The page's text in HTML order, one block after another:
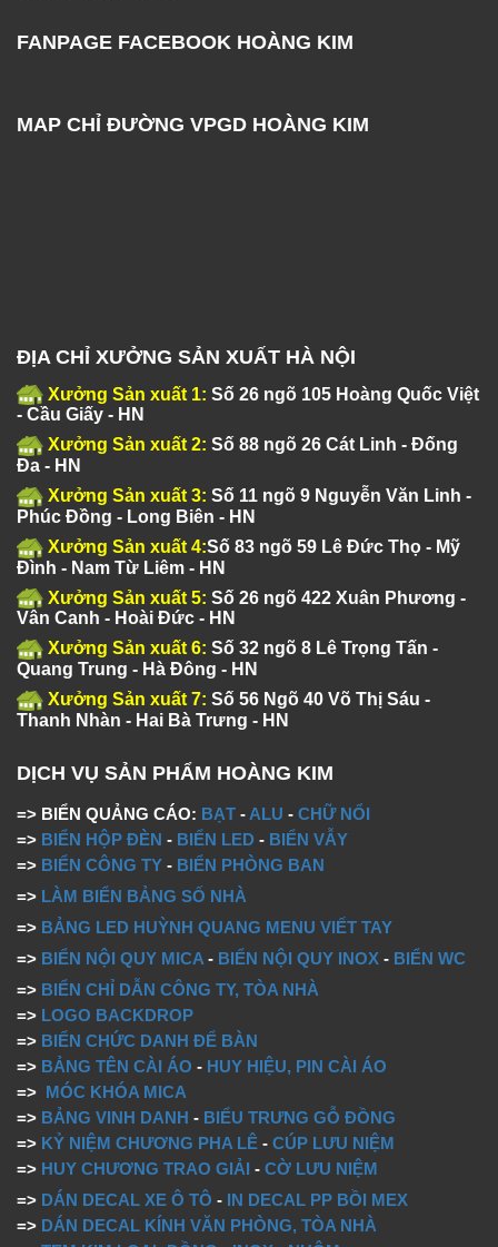
FANPAGE FACEBOOK HOÀNG KIM
MAP CHỈ ĐƯỜNG VPGD HOÀNG KIM
ĐỊA CHỈ XƯỞNG SẢN XUẤT HÀ NỘI
Xưởng Sản xuất 1: Số 26 ngõ 105 Hoàng Quốc Việt
- Cầu Giấy - HN
Xưởng Sản xuất 2: Số 88 ngõ 26 Cát Linh - Đống
Đa - HN
Xưởng Sản xuất 3: Số 11 ngõ 9 Nguyễn Văn Linh -
Phúc Đồng - Long Biên - HN
Xưởng Sản xuất 4:Số 83 ngõ 59 Lê Đức Thọ - Mỹ
Đình - Nam Từ Liêm - HN
Xưởng Sản xuất 5: Số 26 ngõ 422 Xuân Phương -
Vân Canh - Hoài Đức - HN
Xưởng Sản xuất 6: Số 32 ngõ 8 Lê Trọng Tấn -
Quang Trung - Hà Đông - HN
Xưởng Sản xuất 7: Số 56 Ngõ 40 Võ Thị Sáu -
Thanh Nhàn - Hai Bà Trưng - HN
DỊCH VỤ SẢN PHẨM HOÀNG KIM
=> BIỂN QUẢNG CÁO: BẠT - ALU - CHỮ NỔI
=> BIỂN HỘP ĐÈN - BIỂN LED - BIỂN VẪY
=> BIỂN CÔNG TY - BIỂN PHÒNG BAN
=> LÀM BIỂN BẢNG SỐ NHÀ
=> BẢNG LED HUỲNH QUANG MENU VIẾT TAY
=> BIỂN NỘI QUY MICA - BIỂN NỘI QUY INOX - BIỂN WC
=> BIỂN CHỈ DẪN CÔNG TY, TÒA NHÀ
=> LOGO BACKDROP
=> BIỂN CHỨC DANH ĐỂ BÀN
=> BẢNG TÊN CÀI ÁO - HUY HIỆU, PIN CÀI ÁO
=> MÓC KHÓA MICA
=> BẢNG VINH DANH - BIỂU TRƯNG GỖ ĐỒNG
=> KỶ NIỆM CHƯƠNG PHA LÊ - CÚP LƯU NIỆM
=> HUY CHƯƠNG TRAO GIẢI - CỜ LƯU NIỆM
=> DÁN DECAL XE Ô TÔ - IN DECAL PP BỒI MEX
=> DÁN DECAL KÍNH VĂN PHÒNG, TÒA NHÀ